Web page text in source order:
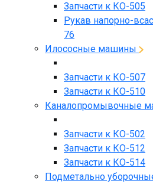
Запчасти к КО-505
Рукав напорно-
76
Илососные машины
Запчасти к КО-507
Запчасти к КО-510
Каналопромывочные
Запчасти к КО-502
Запчасти к КО-512
Запчасти к КО-514
Подметально